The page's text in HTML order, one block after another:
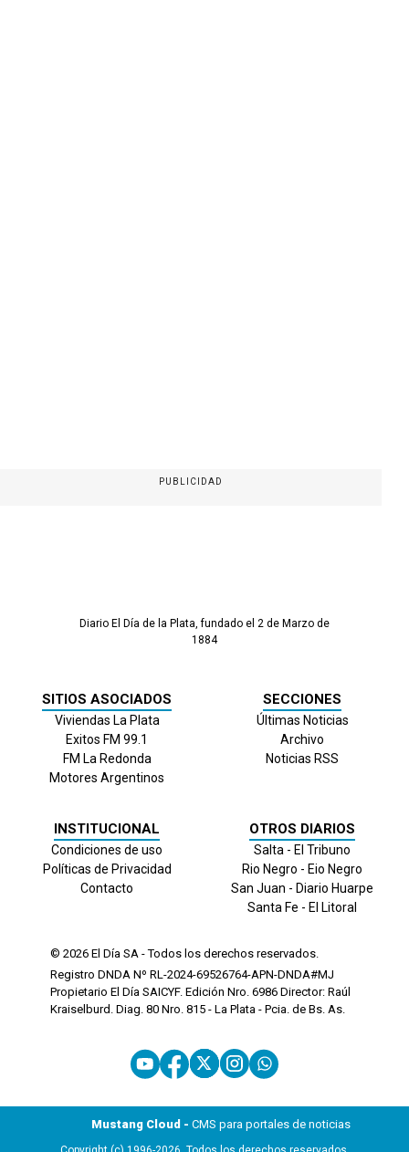
PUBLICIDAD
Diario El Día de la Plata, fundado el 2 de Marzo de
1884
SITIOS ASOCIADOS
Viviendas La Plata
Exitos FM 99.1
FM La Redonda
Motores Argentinos
SECCIONES
Últimas Noticias
Archivo
Noticias RSS
INSTITUCIONAL
Condiciones de uso
Políticas de Privacidad
Contacto
OTROS DIARIOS
Salta - El Tribuno
Rio Negro - Eio Negro
San Juan - Diario Huarpe
Santa Fe - El Litoral
© 2026 El Día SA - Todos los derechos reservados.
Registro DNDA Nº RL-2024-69526764-APN-DNDA#MJ
Propietario El Día SAICYF. Edición Nro. 6986 Director: Raúl
Kraiselburd. Diag. 80 Nro. 815 - La Plata - Pcia. de Bs. As.
Mustang Cloud - CMS para portales de noticias